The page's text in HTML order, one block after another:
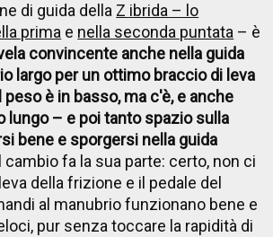
di guida della Z ibrida – lo
prima e nella seconda puntata – è
convincente anche nella guida
largo per un ottimo braccio di leva
è in basso, ma c'è, e anche
lungo – e poi tanto spazio sulla
bene e sporgersi nella guida
cambio fa la sua parte: certo, non ci
della frizione e il pedale del
al manubrio funzionano bene e
pur senza toccare la rapidità di